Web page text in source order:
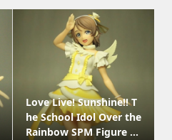
Love Live! Sunshine!! T
he School Idol Over the
Rainbow SPM Figure ...